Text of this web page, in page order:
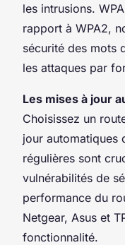
les intrusions.
rapport à WPA2,
sécurité des mots
les attaques par
Les mises à jour
Choisissez un
jour automatiques
régulières sont
vulnérabilités de
performance du
Netgear, Asus et
fonctionnalité.